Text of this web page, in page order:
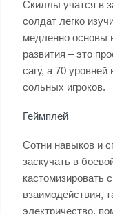
Скиллы учатся в
солдат легко
медленно основы
развития – это
сагу, а 70
сольных игроков.
Геймплей
Сотни навыков и
заскучать в
кастомизировать
взаимодействия,
электричество,